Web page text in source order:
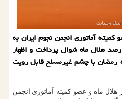
آماتوری انجمن نجوم ایران به
هلال ماه شوال پرداخت و اظهار
ماه رمضان با چشم غیرمسلح قابل رویت
ماه و عضو کمیته آماتوری انجمن